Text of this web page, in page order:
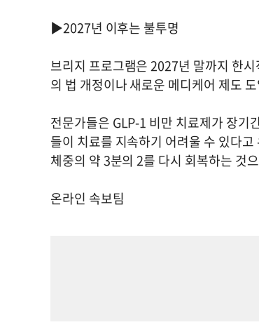
▶2027년 이후는 불투명
브리지 프로그램은 2027년 말까지 한
의 법 개정이나 새로운 메디케어 제도
전문가들은 GLP-1 비만 치료제가 장기
들이 치료를 지속하기 어려울 수 있다
체중의 약 3분의 2를 다시 회복하는 것
온라인 속보팀